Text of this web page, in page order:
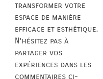
transformer votre
espace de manière
efficace et esthétique.
N’hésitez pas à
partager vos
expériences dans les
commentaires ci-